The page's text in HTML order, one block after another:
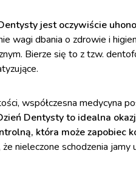
jest oczywiście
wagi dbania o zdrowie i
Bierze się to z tzw.
współczesna medycyna
Dentysty to idealna
która może zapobiec
że nieleczone schodzenia